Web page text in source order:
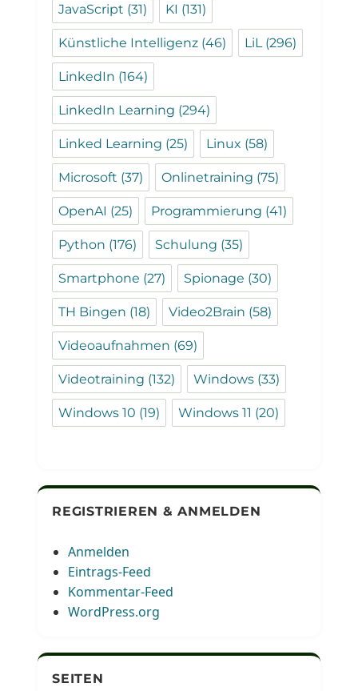
JavaScript (31) KI (131)
Künstliche Intelligenz (46) LiL(296)
LinkedIn (164)
LinkedIn Learning (294)
Linked Learning (25) Linux (58)
Microsoft (37) Onlinetraining (75)
OpenAI (25) Programmierung (41)
Python (176) Schulung (35)
Smartphone (27) Spionage (30)
TH Bingen (18) Video2Brain (58)
Videoaufnahmen (69)
Videotraining (132) Windows (33)
Windows 10 (19) Windows 11 (20)
REGISTRIEREN & ANMELDEN
Anmelden
Eintrags-Feed
Kommentar-Feed
WordPress.org
SEITEN